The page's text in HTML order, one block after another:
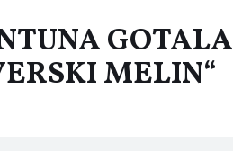
GOTALA
MELIN“